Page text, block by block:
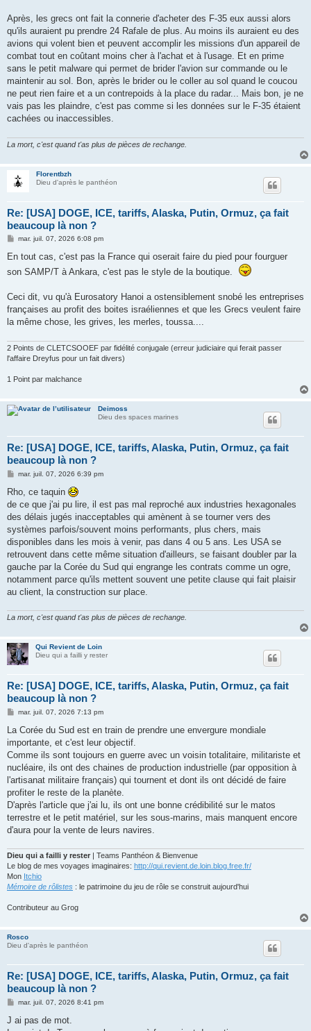
Après, les grecs ont fait la connerie d'acheter des F-35 eux aussi alors
qu'ils auraient pu prendre 24 Rafale de plus. Au moins ils auraient eu des
avions qui volent bien et peuvent accomplir les missions d'un appareil de
combat tout en coûtant moins cher à l'achat et à l'usage. Et en prime
sans le petit malware qui permet de brider l'avion sur commande ou le
maintenir au sol. Bon, après le brider ou le coller au sol quand le coucou
ne peut rien faire et a un contrepoids à la place du radar... Mais bon, je ne
vais pas les plaindre, c'est pas comme si les données sur le F-35 étaient
cachées ou inaccessibles.
La mort, c'est quand t'as plus de pièces de rechange.
Florentbzh
Dieu d'après le panthéon
Re: [USA] DOGE, ICE, tariffs, Alaska, Putin, Ormuz, ça fait
beaucoup là non ?
M
s
a
mar. juil. 07, 2026 6:08 pm
En tout cas, c'est pas la France qui oserait faire du pied pour fourguer
son SAMP/T à Ankara, c'est pas le style de la boutique.
Ceci dit, vu qu'à Eurosatory Hanoi a ostensiblement snobé les entreprises
françaises au profit des boites israéliennes et que les Grecs veulent faire
la même chose, les grives, les merles, toussa....
2 Points de CLETCSOOEF par fidélité conjugale (erreur judiciaire qui ferait passer
l'affaire Dreyfus pour un fait divers)
1 Point par malchance
Deimoss
Dieu des spaces marines
Re: [USA] DOGE, ICE, tariffs, Alaska, Putin, Ormuz, ça fait
beaucoup là non ?
M
s
a
g
mar. juil. 07, 2026 6:39 pm
Rho, ce taquin
de ce que j'ai pu lire, il est pas mal reproché aux industries hexagonales
des délais jugés inacceptables qui amènent à se tourner vers des
systèmes parfois/souvent moins performants, plus chers, mais
disponibles dans les mois à venir, pas dans 4 ou 5 ans. Les USA se
retrouvent dans cette même situation d'ailleurs, se faisant doubler par la
gauche par la Corée du Sud qui engrange les contrats comme un ogre,
notamment parce qu'ils mettent souvent une petite clause qui fait plaisir
au client, la construction sur place.
La mort, c'est quand t'as plus de pièces de rechange.
Qui Revient de Loin
Dieu qui a failli y rester
Re: [USA] DOGE, ICE, tariffs, Alaska, Putin, Ormuz, ça fait
beaucoup là non ?
M
s
a
g
mar. juil. 07, 2026 7:13 pm
La Corée du Sud est en train de prendre une envergure mondiale
importante, et c'est leur objectif.
Comme ils sont toujours en guerre avec un voisin totalitaire, militariste et
nucléaire, ils ont des chaines de production industrielle (par opposition à
l'artisanat militaire français) qui tournent et dont ils ont décidé de faire
profiter le reste de la planète.
D'après l'article que j'ai lu, ils ont une bonne crédibilité sur le matos
terrestre et le petit matériel, sur les sous-marins, mais manquent encore
d'aura pour la vente de leurs navires.
Dieu qui a failli y rester
| Teams Panthéon & Bienvenue
Le blog de mes voyages imaginaires: http://qui.revient.de.loin.blog.free.fr/
Mon Itchio
Mémoire de rôlistes : le patrimoine du jeu de rôle se construit aujourd'hui
Contributeur au Grog
Rosco
Dieu d'après le panthéon
Re: [USA] DOGE, ICE, tariffs, Alaska, Putin, Ormuz, ça fait
beaucoup là non ?
M
s
mar. juil. 07, 2026 8:41 pm
J ai pas de mot.